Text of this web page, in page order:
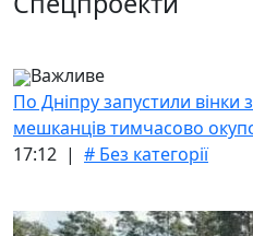
Важливе
По Дніпру запустили вінки
мешканців тимчасово
17:12 | # Без категорії